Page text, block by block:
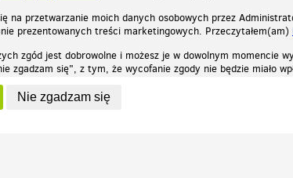
możliwość wyłączenia ich w przeglądarce,
na przetwarzanie moich danych osobowych przez
prezentowanych treści marketingowych. Przeczytałem(am)
zgód jest dobrowolne i możesz je w dowolnym momencie
zgadzam się", z tym, że wycofanie zgody nie będzie miało
Nie zgadzam się